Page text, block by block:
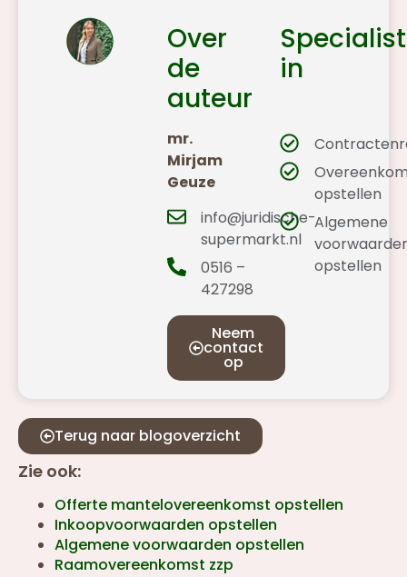
Over
de
auteur
mr.
Mirjam
Geuze
info@juridische-
supermarkt.nl
0516 –
427298
Neem
contact
op
Specialist
in
opstellen
Algemene
opstellen
Terug naar blogoverzicht
Zie ook:
Offerte mantelovereenkomst opstellen
Inkoopvoorwaarden opstellen
Algemene voorwaarden opstellen
Raamovereenkomst zzp